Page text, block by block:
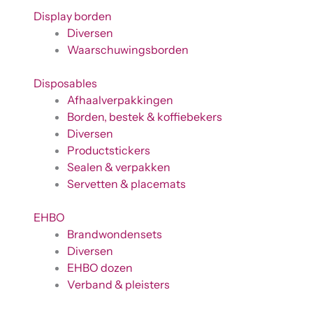
Display borden
Diversen
Waarschuwingsborden
Disposables
Afhaalverpakkingen
Borden, bestek & koffiebekers
Diversen
Productstickers
Sealen & verpakken
Servetten & placemats
EHBO
Brandwondensets
Diversen
EHBO dozen
Verband & pleisters